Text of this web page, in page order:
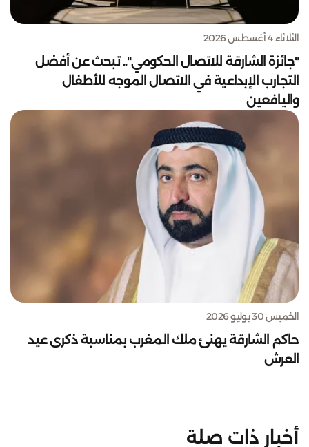
الثلاثاء 4 أغسطس 2026
"جائزة الشارقة للاتصال الحكومي".. تبحث عن أفضل
التجارب الإبداعية في الاتصال الموجه للأطفال
واليافعين
الخميس 30 يوليو 2026
حاكم الشارقة يهنئ ملك المغرب بمناسبة ذكرى عيد
العرش
أخبار ذات صلة